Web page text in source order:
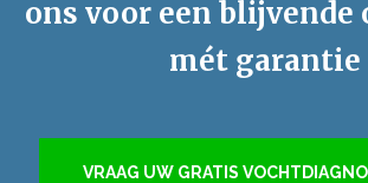
ons voor een blijvende
mét garantie
VRAAG UW GRATIS